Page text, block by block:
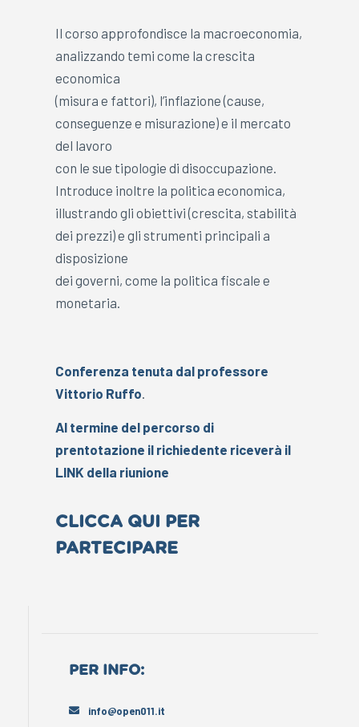
Il corso approfondisce la macroeconomia,
analizzando temi come la crescita
economica
(misura e fattori), l’inflazione (cause,
conseguenze e misurazione) e il mercato
del lavoro
con le sue tipologie di disoccupazione.
Introduce inoltre la politica economica,
illustrando gli obiettivi (crescita, stabilità
dei prezzi) e gli strumenti principali a
disposizione
dei governi, come la politica fiscale e
monetaria.
Conferenza tenuta dal professore
Vittorio Ruffo
Al termine del percorso di
prentotazione il richiedente riceverà il
LINK della riunione
CLICCA QUI PER
PARTECIPARE
PER INFO:
info@open011.it